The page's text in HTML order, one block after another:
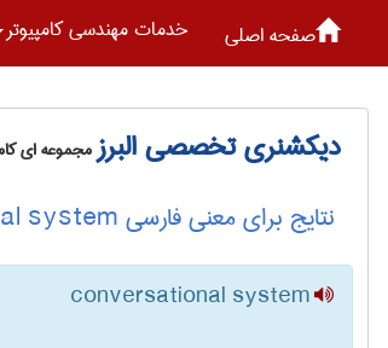
صفحه اصلی خدمات مهندسی كامپيوتر
دیکشنری تخصصی البرزمجموعه ای
نتایج برای معنی فارسی conversational system
conversational system